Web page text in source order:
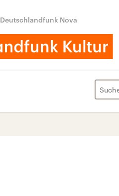
Deutschlandfunk Nova